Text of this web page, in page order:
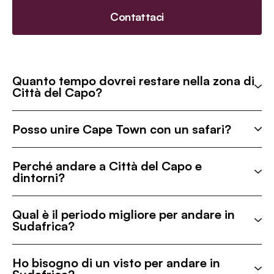
Contattaci
Quanto tempo dovrei restare nella zona di
Città del Capo?
Posso unire Cape Town con un safari?
Perché andare a Città del Capo e
dintorni?
Qual è il periodo migliore per andare in
Sudafrica?
Ho bisogno di un visto per andare in